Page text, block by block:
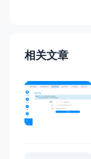
相关文章